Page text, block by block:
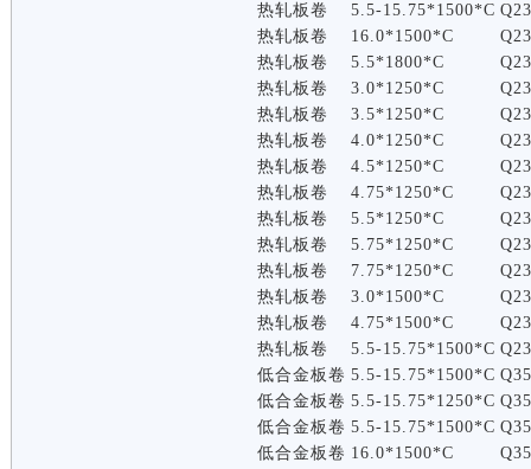
热轧板卷
5.5-15.75*1500*C
热轧板卷
16.0*1500*C
热轧板卷
5.5*1800*C
热轧板卷
3.0*1250*C
热轧板卷
3.5*1250*C
热轧板卷
4.0*1250*C
热轧板卷
4.5*1250*C
热轧板卷
4.75*1250*C
热轧板卷
5.5*1250*C
热轧板卷
5.75*1250*C
热轧板卷
7.75*1250*C
热轧板卷
3.0*1500*C
热轧板卷
4.75*1500*C
热轧板卷
5.5-15.75*1500*C
低合金板卷 5.5-15.75*1500*C
低合金板卷 5.5-15.75*1250*C
低合金板卷 5.5-15.75*1500*C
低合金板卷 16.0*1500*C